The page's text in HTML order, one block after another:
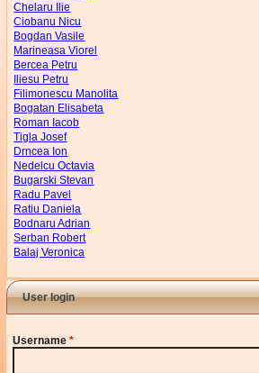
Chelaru Ilie
Ciobanu Nicu
Bogdan Vasile
Marineasa Viorel
Bercea Petru
Iliesu Petru
Filimonescu Manolita
Bogatan Elisabeta
Roman Iacob
Tigla Josef
Drncea Ion
Nedelcu Octavia
Bugarski Stevan
Radu Pavel
Ratiu Daniela
Bodnaru Adrian
Serban Robert
Balaj Veronica
User login
Username*